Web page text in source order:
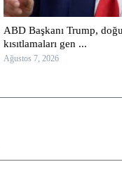
ABD Başkanı Trump,
kısıtlamaları gen ...
Ağustos 7, 2026